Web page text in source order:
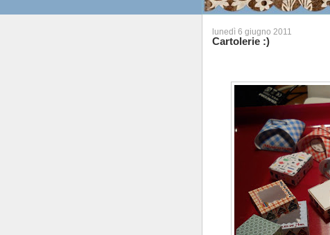
lunedì 6 giugno 2011
Cartolerie :)